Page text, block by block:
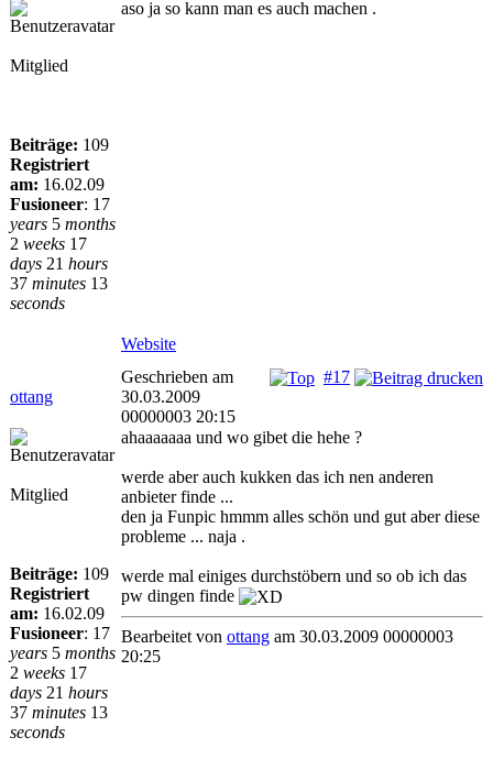
Mitglied
Beiträge: 109
Registriert
am: 16.02.09
Fusioneer: 17
years 5 months
2 weeks 17
days 21 hours
37 minutes 13
seconds
aso ja so kann man es auch machen .
Website
ottang
#17
Geschrieben am
30.03.2009
00000003 20:15
Mitglied
Beiträge: 109
Registriert
am: 16.02.09
Fusioneer: 17
years 5 months
2 weeks 17
days 21 hours
37 minutes 13
seconds
ahaaaaaaa und wo gibet die hehe ?
werde aber auch kukken das ich nen anderen
anbieter finde ...
den ja Funpic hmmm alles schön und gut aber diese
probleme ... naja .
werde mal einiges durchstöbern und so ob ich das
pw dingen finde
Bearbeitet von ottang am 30.03.2009 00000003
20:25